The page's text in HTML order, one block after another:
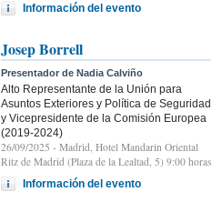
Información del evento
Josep Borrell
Presentador de Nadia Calviño
Alto Representante de la Unión para
Asuntos Exteriores y Política de Seguridad
y Vicepresidente de la Comisión Europea
(2019-2024)
26/09/2025 - Madrid, Hotel Mandarin Oriental
Ritz de Madrid (Plaza de la Lealtad, 5) 9:00 horas
Información del evento